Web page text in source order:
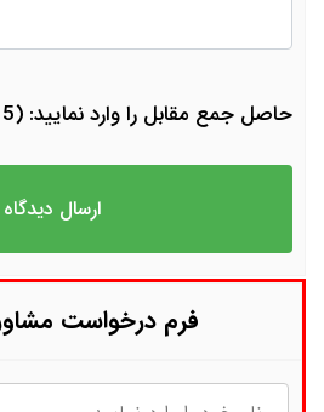
حاصل جمع مقابل را وارد نمایید: (5 + 4)
فرم درخواست
نام